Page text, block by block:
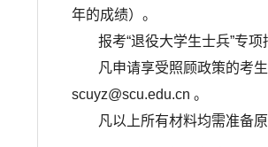
年的成绩）。
报考“退役大学生士兵”专
凡申请享受照顾政策的考
scuyz@scu.edu.cn 。
凡以上所有材料均需准备